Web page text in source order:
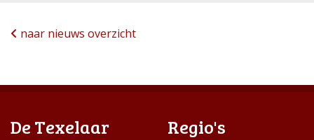
naar nieuws overzicht
De Texelaar Regio's